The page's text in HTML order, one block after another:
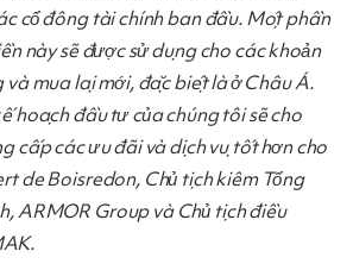
cổ đông tài chính ban đầu. Một phần
này sẽ được sử dụng cho các khoản
mua lại mới, đặc biệt là ở Châu Á.
hoạch đầu tư của chúng tôi sẽ cho
cấp các ưu đãi và dịch vụ tốt hơn cho
de Boisredon, Chủ tịch kiêm Tổng
ARMOR Group và Chủ tịch điều